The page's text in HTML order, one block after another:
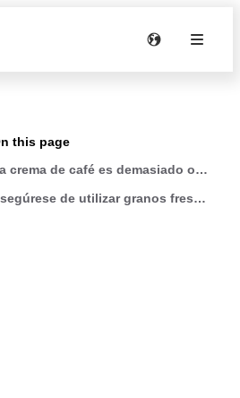
this page
crema de café es demasiado
de utilizar granos frescos y